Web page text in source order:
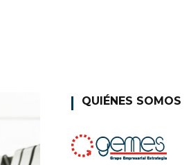
QUIÉNES SOMOS